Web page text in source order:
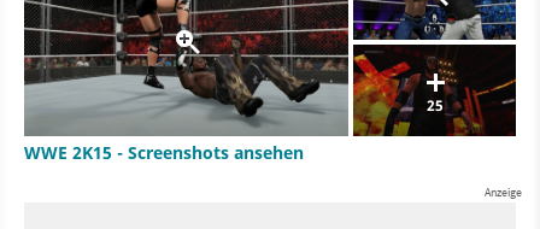
25
WWE 2K15 - Screenshots ansehen